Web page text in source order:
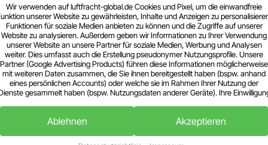
und andere Sicherheitsverfahren, um
Passagiere zu gewährleisten.
Zollabwicklung:Die korrekte Dokumentation
wesentliche Schritte bei derLuftfracht von
Dokumente, die für den Transport von Gefahrgut
Eine Gefahrgutdeklaration ist ein
Wir verwenden auf luftfracht-global.de Cookies und Pixel, um die einwandfreie
unserer Website zu gewährleisten, Inhalte und Anzeigen zu
Funktionen für soziale Medien anbieten zu können und die Zugriffe auf unserer
Website zu analysieren. Außerdem geben wir Informationen zu Ihrer Verwendung
unserer Website an unsere Partner für soziale Medien, Werbung und Analysen
weiter. Dies umfasst auch die Erstellung pseudonymer Nutzungsprofile. Unsere
Partner (Google Advertising Products) führen diese Informationen möglicherweise
mit weiteren Daten zusammen, die Sie ihnen bereitgestellt haben (bspw. anhand
eines persönlichen Accounts) oder welche sie im Rahmen Ihrer Nutzung der
gesammelt haben (bspw. Nutzungsdaten anderer Geräte). Ihre
den Datenschutz-Button links unten klicken und dort die entsprechenden
Anpassungen vornehmen.
Zwecke der Datenverarbeitung durch unsere Partner:
Ablehnen Akzeptieren